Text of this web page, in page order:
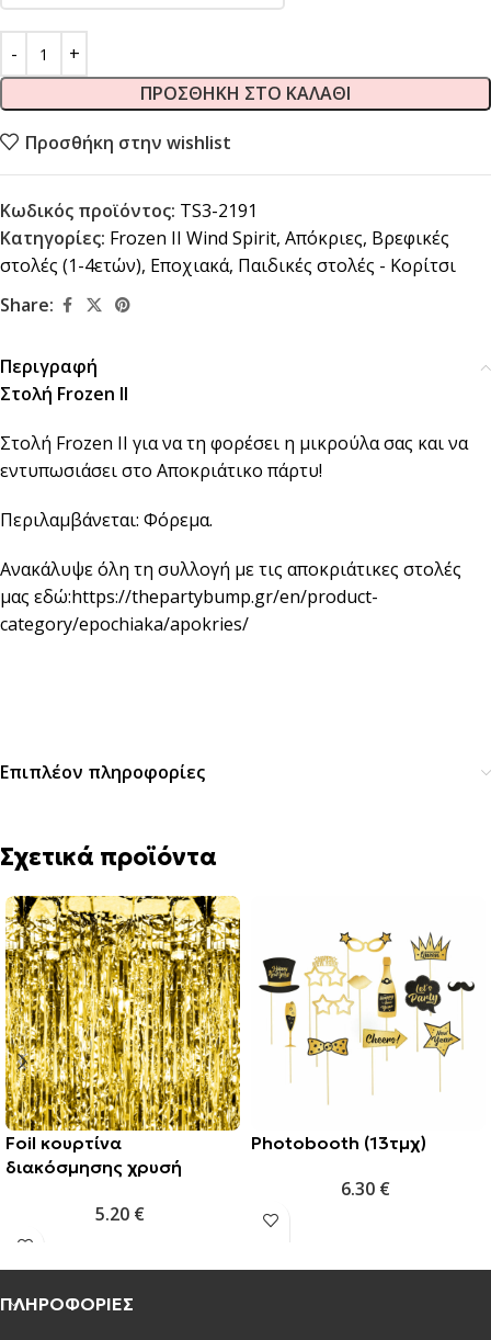
ΠΡΟΣΘΉΚΗ ΣΤΟ ΚΑΛΆΘΙ
Προσθήκη στην wishlist
Κωδικός προϊόντος: TS3-2191
Κατηγορίες: Frozen II Wind Spirit, Απόκριες, Βρεφικές
στολές (1-4ετών), Εποχιακά, Παιδικές στολές - Κορίτσι
Share:
Περιγραφή
Στολή Frozen II
Στολή Frozen II για να τη φορέσει η μικρούλα σας και να
εντυπωσιάσει στο Αποκριάτικο πάρτυ!
Περιλαμβάνεται: Φόρεμα.
Ανακάλυψε όλη τη συλλογή με τις αποκριάτικες στολές
μας εδώ:https://thepartybump.gr/en/product-
category/epochiaka/apokries/
Επιπλέον πληροφορίες
Σχετικά προϊόντα
Foil κουρτίνα
διακόσμησης χρυσή
5.20 €
Photobooth (13τμχ)
6.30 €
ΠΛΗΡΟΦΟΡΙΕΣ